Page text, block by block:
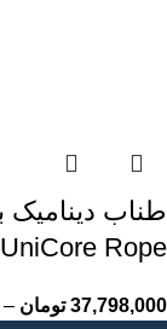
UniCore Rope
37,798,000 تومان –